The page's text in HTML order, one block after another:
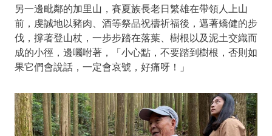
另一邊毗鄰的加里山，賽夏族長老日繁雄在帶領人上山
前，虔誠地以豬肉、酒等祭品祝禱祈福後，邁著矯健的步
伐，撐著登山杖，一步步踏在落葉、樹根以及泥土交織而
成的小徑，邊囑咐著，「小心點，不要踏到樹根，否則如
果它們會說話，一定會哀號，好痛呀！」